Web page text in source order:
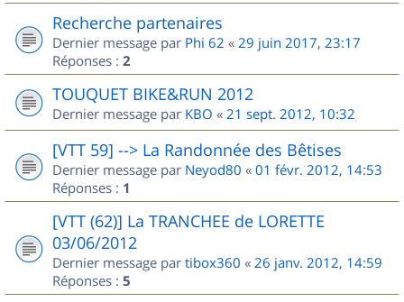
Recherche partenaires
Dernier message par Phi 62 « 29 juin 2017, 23:17
Réponses : 2
TOUQUET BIKE&RUN 2012
Dernier message par KBO « 21 sept. 2012, 10:32
[VTT 59] --> La Randonnée des Bêtises
Dernier message par Neyod80 « 01 févr. 2012, 14:53
Réponses : 1
[VTT (62)] La TRANCHEE de LORETTE
03/06/2012
Dernier message par tibox360 « 26 janv. 2012, 14:59
Réponses : 5